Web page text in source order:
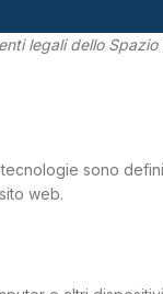
legali dello Spazio
sono
web.